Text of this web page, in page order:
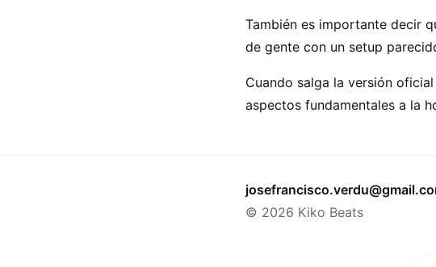
También es importante decir
de gente con un setup
Cuando salga la versión
aspectos fundamentales a la
© 2026 Kiko Beats